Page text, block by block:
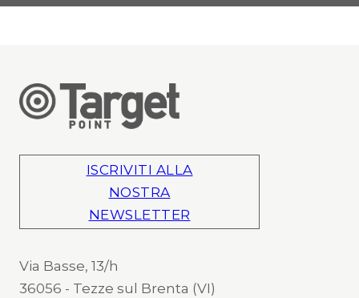
ISCRIVITI ALLA
NOSTRA
NEWSLETTER
Via Basse, 13/h
36056 - Tezze sul Brenta (VI)